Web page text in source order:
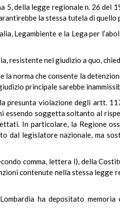
5, della legge regionale n. 26 del
la stessa tutela di
Legambiente e la Lega per
resistente nel giudizio a quo,
la norma che consente la
principale sarebbe
presunta violazione degli artt.
essendo soggetta soltanto al
In particolare, la Regione
dal legislatore nazionale, ma
comma, lettera l), della
contenute nella stessa
ha depositato